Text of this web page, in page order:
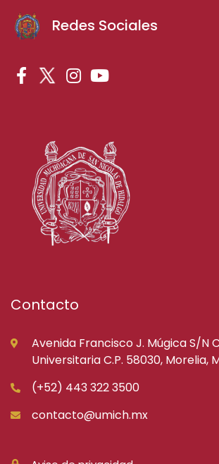
Redes Sociales
Contacto
Avenida Francisco J. Múgica S/N
Universitaria C.P. 58030, Morelia,
(+52) 443 322 3500
contacto@umich.mx